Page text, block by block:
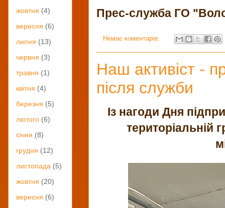
Прес-служба ГО
Немає коментарів:
Наш активіст -
після служби
Із нагоди Дня
територіальній
жовтня (4)
вересня (6)
липня (13)
червня (3)
травня (1)
квітня (4)
березня (5)
лютого (6)
січня (8)
грудня (12)
листопада (5)
жовтня (20)
вересня (6)